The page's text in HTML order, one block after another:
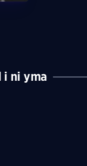
i ni yma